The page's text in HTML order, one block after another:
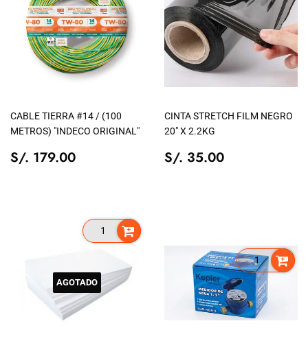
CABLE TIERRA #14 / (100
METROS) "INDECO ORIGINAL"
PRECIO
TIENDA
S/. 179.00
CINTA STRETCH FILM NEGRO
20" X 2.2KG
PRECIO
TIENDA
S/. 35.00
AGOTADO